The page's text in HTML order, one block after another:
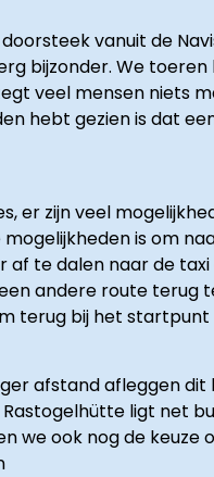
vanuit de
bijzonder. We toeren
veel mensen niets
hebt gezien is dat
er zijn veel
is om
af te dalen naar de
andere route terug
terug bij het startpunt
afstand afleggen
ligt net
we ook nog de keuze